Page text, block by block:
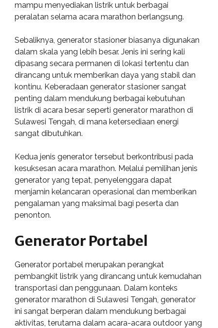
mampu menyediakan listrik untuk berbagai
peralatan selama acara marathon berlangsung.
Sebaliknya, generator stasioner biasanya digunakan
dalam skala yang lebih besar. Jenis ini sering kali
dipasang secara permanen di lokasi tertentu dan
dirancang untuk memberikan daya yang stabil dan
kontinu. Keberadaan generator stasioner sangat
penting dalam mendukung berbagai kebutuhan
listrik di acara besar seperti generator marathon di
Sulawesi Tengah, di mana ketersediaan energi
sangat dibutuhkan.
Kedua jenis generator tersebut berkontribusi pada
kesuksesan acara marathon. Melalui pemilihan jenis
generator yang tepat, penyelenggara dapat
menjamin kelancaran operasional dan memberikan
pengalaman yang maksimal bagi peserta dan
penonton.
Generator Portabel
Generator portabel merupakan perangkat
pembangkit listrik yang dirancang untuk kemudahan
transportasi dan penggunaan. Dalam konteks
generator marathon di Sulawesi Tengah, generator
ini sangat berperan dalam mendukung berbagai
aktivitas, terutama dalam acara-acara outdoor yang